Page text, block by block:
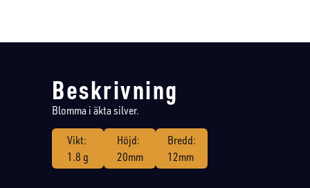
Beskrivning
Blomma i äkta silver.
Vikt:
1.8 g
Höjd:
20mm
Bredd:
12mm